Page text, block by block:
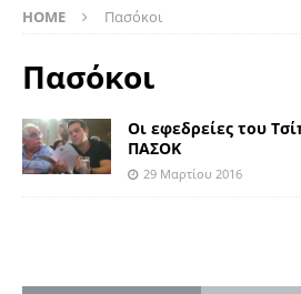
HOME Πασόκοι
Πασόκοι
Οι εφεδρείες του
ΠΑΣΟΚ
29 Μαρτίου 2016